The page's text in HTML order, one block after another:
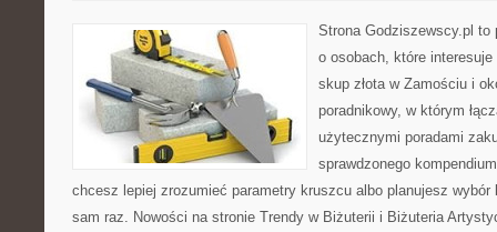
Strona Godziszewscy.pl to
o osobach, które
skup złota w Zamościu i
poradnikowy, w którym
użytecznymi poradami
sprawdzonego
chcesz lepiej zrozumieć parametry kruszcu albo planujesz
sam raz. Nowości na stronie Trendy w Biżuterii i Biżuteria